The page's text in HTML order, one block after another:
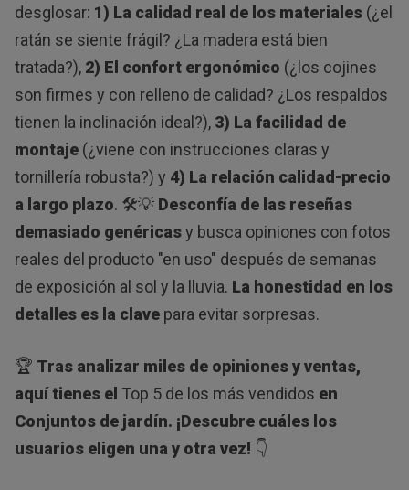
desglosar: 1) La calidad real de los materiales (¿el
ratán se siente frágil? ¿La madera está bien
tratada?), 2) El confort ergonómico (¿los cojines
son firmes y con relleno de calidad? ¿Los respaldos
tienen la inclinación ideal?), 3) La facilidad de
montaje (¿viene con instrucciones claras y
tornillería robusta?) y 4) La relación calidad-precio
a largo plazo. 🛠️💡 Desconfía de las reseñas
demasiado genéricasy busca opiniones con fotos
reales del producto "en uso" después de semanas
de exposición al sol y la lluvia. La honestidad en los
detalles es la clave para evitar sorpresas.
🏆 Tras analizar miles de opiniones y ventas,
aquí tienes el Top 5 de los más vendidos en
Conjuntos de jardín. ¡Descubre cuáles los
usuarios eligen una y otra vez! 👇